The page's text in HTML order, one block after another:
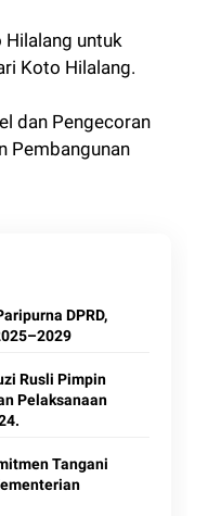
Hilalang untuk
Koto Hilalang.
dan Pengecoran
Pembangunan
DPRD,
Rusli Pimpin
Pelaksanaan
Tangani